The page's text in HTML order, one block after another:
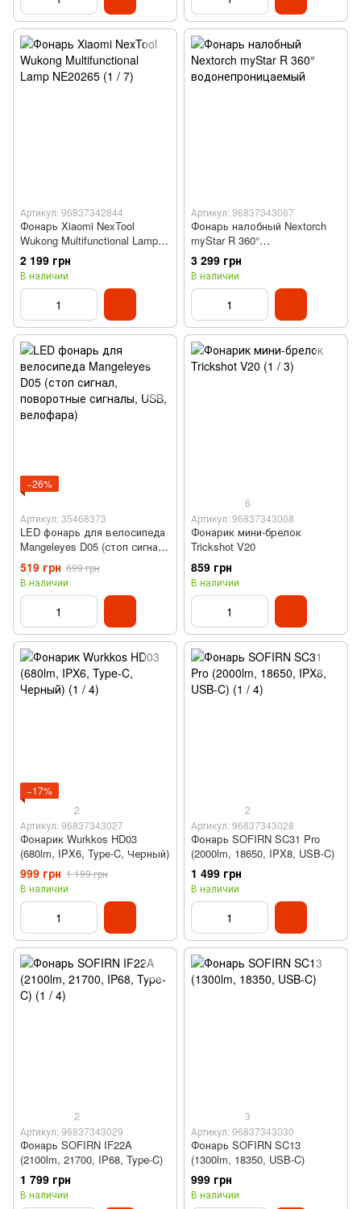
Артикул: 96837342844
Фонарь Xiaomi NexTool
Wukong Multifunctional Lamp
NE20265
2 199 грн
В наличии
Артикул: 96837343067
Фонарь налобный Nextorch
myStar R 360°
водонепроницаемый
3 299 грн
В наличии
−26%
Артикул: 35468373
LED фонарь для велосипеда
Mangeleyes D05 (стоп сигнал,
поворотные сигналы, USB,
велофара)
519 грн 699 грн
В наличии
6
Артикул: 96837343008
Фонарик мини-брелок
Trickshot V20
859 грн
В наличии
−17%
2
Артикул: 96837343027
Фонарик Wurkkos HD03
(680lm, IPX6, Type-C, Черный)
999 грн 1 199 грн
В наличии
2
Артикул: 96837343028
Фонарь SOFIRN SC31 Pro
(2000lm, 18650, IPX8‌, USB-C)
1 499 грн
В наличии
2
Артикул: 96837343029
Фонарь SOFIRN IF22A
(2100lm, 21700, IP68‌, Type-C)
1 799 грн
В наличии
3
Артикул: 96837343030
Фонарь SOFIRN SC13
(1300lm, 18350, USB-C)
999 грн
В наличии